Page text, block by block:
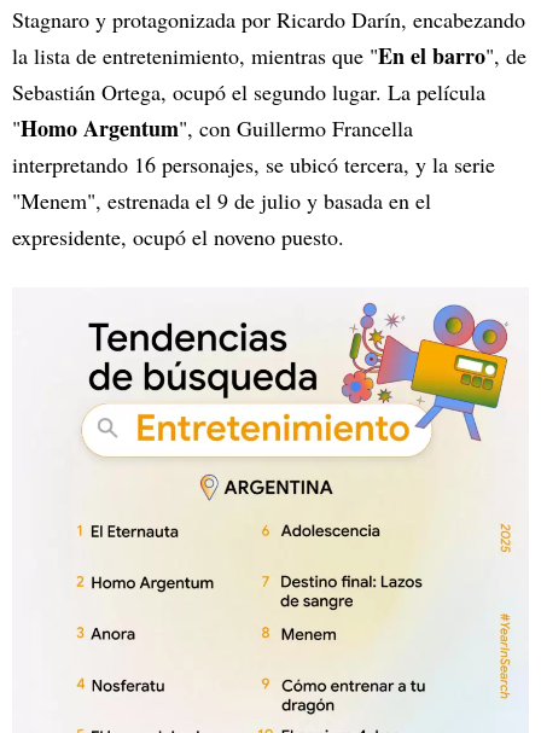
Stagnaro y protagonizada por Ricardo Darín, encabezando
la lista de entretenimiento, mientras que "En el barro", de
Sebastián Ortega, ocupó el segundo lugar. La película
"Homo Argentum", con Guillermo Francella
interpretando 16 personajes, se ubicó tercera, y la serie
"Menem", estrenada el 9 de julio y basada en el
expresidente, ocupó el noveno puesto.